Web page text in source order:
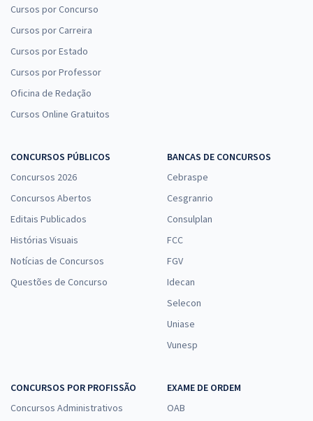
Cursos por Concurso
Cursos por Carreira
Cursos por Estado
Cursos por Professor
Oficina de Redação
Cursos Online Gratuitos
CONCURSOS PÚBLICOS
Concursos 2026
Concursos Abertos
Editais Publicados
Histórias Visuais
Notícias de Concursos
Questões de Concurso
BANCAS DE CONCURSOS
Cebraspe
Cesgranrio
Consulplan
FCC
FGV
Idecan
Selecon
Uniase
Vunesp
CONCURSOS POR PROFISSÃO
Concursos Administrativos
EXAME DE ORDEM
OAB